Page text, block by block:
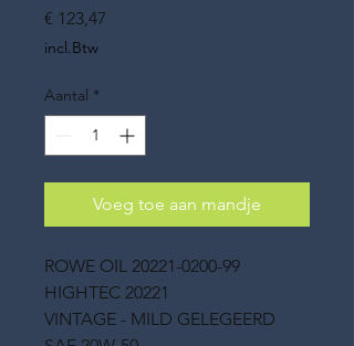
€ 123,47
incl.Btw
Aantal *
Voeg toe aan mandje
ROWE OIL 20221-0200-99
HIGHTEC 20221
VINTAGE - MILD GELEGEERD